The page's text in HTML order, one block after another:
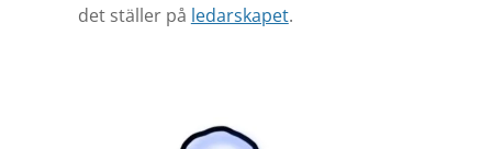
det ställer på ledarskapet.